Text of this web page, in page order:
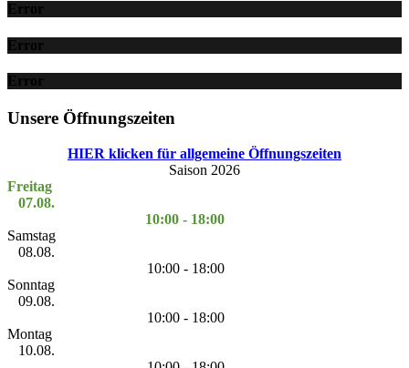
Error
Error
Error
Unsere Öffnungszeiten
HIER klicken für allgemeine Öffnungszeiten
Saison 2026
Freitag
07.08.
10:00 - 18:00
Samstag
08.08.
10:00 - 18:00
Sonntag
09.08.
10:00 - 18:00
Montag
10.08.